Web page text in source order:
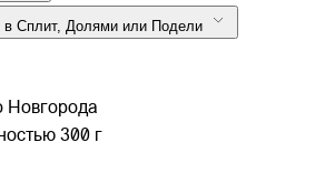
4 × 1537 ₽ в Сплит, Долями или Подели
Новгорода
300 г